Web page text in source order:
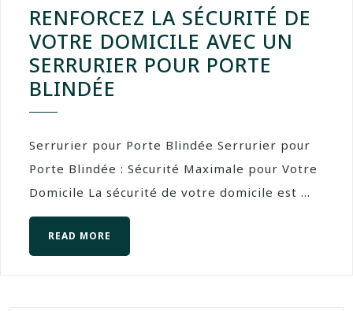
RENFORCEZ LA SÉCURITÉ DE
VOTRE DOMICILE AVEC UN
SERRURIER POUR PORTE
BLINDÉE
Serrurier pour Porte Blindée Serrurier pour
Porte Blindée : Sécurité Maximale pour Votre
Domicile La sécurité de votre domicile est ...
READ MORE